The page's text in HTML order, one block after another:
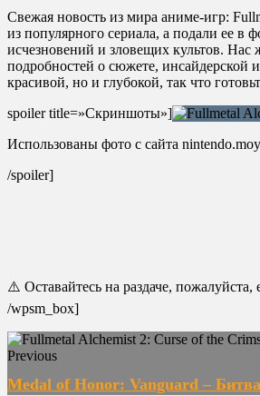
Свежая новость из мира аниме-игр:
из популярного сериала, а подали ее в
исчезновений и зловещих культов.
подробностей о сюжете, инсайдерской
красивой, но и глубокой, так что
spoiler title=»Скриншоты»]
Использованы фото с сайта
/spoiler]
⚠️ Оставайтесь на раздаче,
/wpsm_box]
Previous
Medal of Honor: Vanguard –